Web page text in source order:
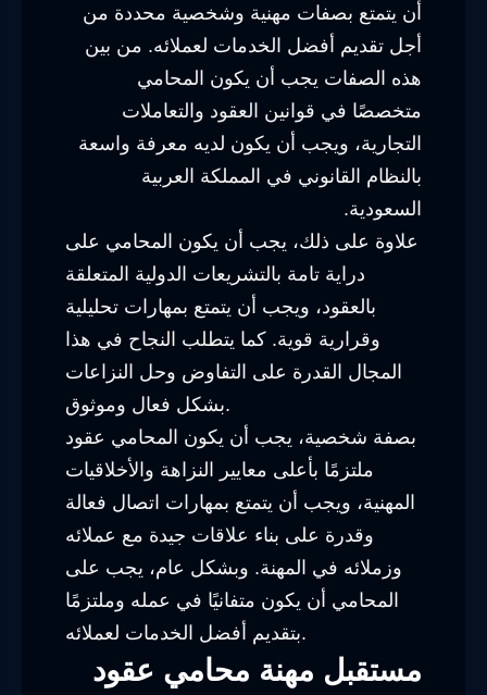
أن يتمتع بصفات مهنية وشخصية محددة من
أجل تقديم أفضل الخدمات لعملائه. من بين
هذه الصفات يجب أن يكون المحامي
متخصصًا في قوانين العقود والتعاملات
التجارية، ويجب أن يكون لديه معرفة واسعة
بالنظام القانوني في المملكة العربية
السعودية.
علاوة على ذلك، يجب أن يكون المحامي على
دراية تامة بالتشريعات الدولية المتعلقة
بالعقود، ويجب أن يتمتع بمهارات تحليلية
وقرارية قوية. كما يتطلب النجاح في هذا
المجال القدرة على التفاوض وحل النزاعات
بشكل فعال وموثوق.
بصفة شخصية، يجب أن يكون المحامي عقود
ملتزمًا بأعلى معايير النزاهة والأخلاقيات
المهنية، ويجب أن يتمتع بمهارات اتصال فعالة
وقدرة على بناء علاقات جيدة مع عملائه
وزملائه في المهنة. وبشكل عام، يجب على
المحامي أن يكون متفانيًا في عمله وملتزمًا
بتقديم أفضل الخدمات لعملائه.
مستقبل مهنة محامي عقود